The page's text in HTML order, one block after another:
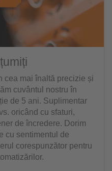
cea mai înaltă precizie și
cuvântul nostru în
de 5 ani. Suplimentar
oricând cu sfaturi,
de încredere. Dorim
cu sentimentul de
corespunzător pentru